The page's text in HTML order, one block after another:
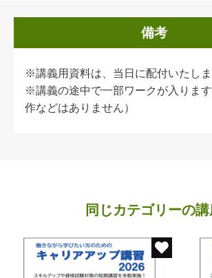
備考
※講義用資料は、当日に配付いたしま
※講義の途中で一部ワークが入りま
作などはありません）
同じカテゴリーの